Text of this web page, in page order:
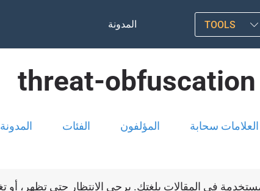
المدونة TOOLS
threat-obfuscation
المدونة الفئات المؤلفون العلامات سحابة